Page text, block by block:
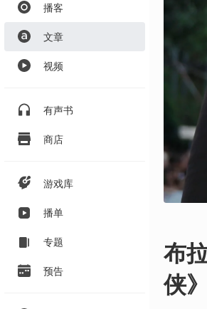
播客
文章
视频
有声书
商店
游戏库
播单
专题
预告
布
侠